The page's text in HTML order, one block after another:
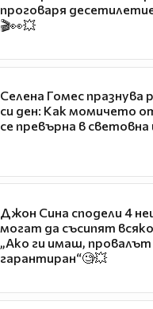
проговаря
🎬👀💥
Селена Гомес празнува
си ден: Как момичето
се превърна в световна
Джон Сина сподели 4
могат да съсипят
„Ако ги имаш, провалът
гарантиран“🧐💥